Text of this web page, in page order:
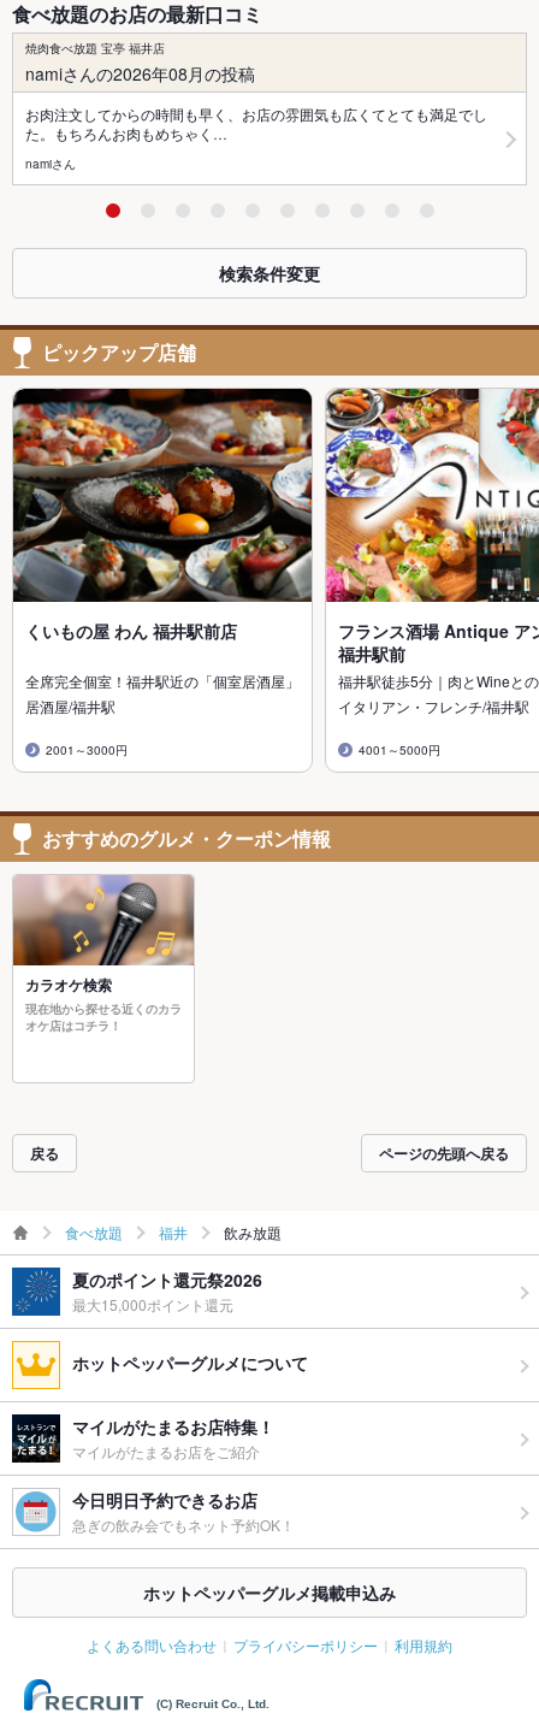
食べ放題のお店の最新口コミ
焼肉食べ放題 宝亭 福井店
namiさんの2026年08月の投稿
お肉注文してからの時間も早く、お店の雰囲気も広くてとても満足でし
た。もちろんお肉もめちゃく…
namiさん
検索条件変更
ピックアップ店舗
くいもの屋 わん 福井駅前店
全席完全個室！福井駅近の「個室居酒屋」
居酒屋/福井駅
2001～3000円
フランス酒場 Antique ア
福井駅前
福井駅徒歩5分｜肉とWineと
イタリアン・フレンチ/福井駅
4001～5000円
おすすめのグルメ・クーポン情報
カラオケ検索
現在地から探せる近くのカラ
オケ店はコチラ！
戻る ページの先頭へ戻る
食べ放題 福井 飲み放題
夏のポイント還元祭2026
最大15,000ポイント還元
ホットペッパーグルメについて
マイルがたまるお店特集！
マイルがたまるお店をご紹介
今日明日予約できるお店
急ぎの飲み会でもネット予約OK！
ホットペッパーグルメ掲載申込み
よくある問い合わせ プライバシーポリシー 利用規約
(C) Recruit Co., Ltd.